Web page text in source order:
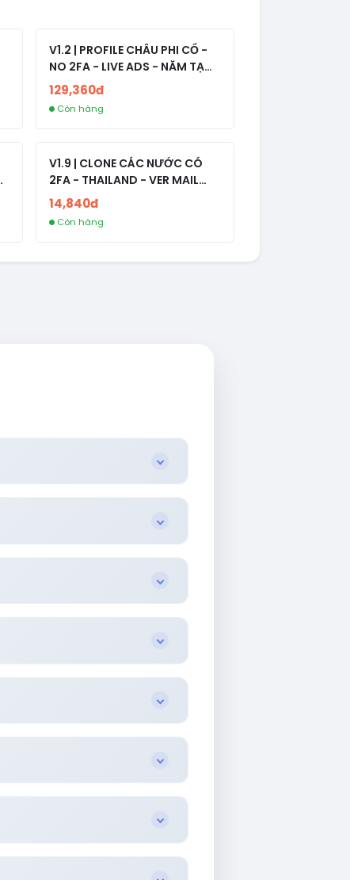
V1.2 | PROFILE CHÂU PHI CỔ -
NO 2FA - LIVE ADS - NĂM TẠO
2008-2024
129,360đ
Còn hàng
V1.9 | CLONE CÁC NƯỚC CÓ
2FA - THAILAND - VER MAIL
FVIAINBOXES.COM - CLONE
NEW KHÔNG BẢO HÀNH LOCAL
14,840đ
Còn hàng